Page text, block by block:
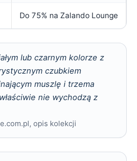
Do 75% na Zalando Lounge
lub czarnym kolorze z
czubkiem
muszlę i trzema
nie wychodzą z
opis kolekcji